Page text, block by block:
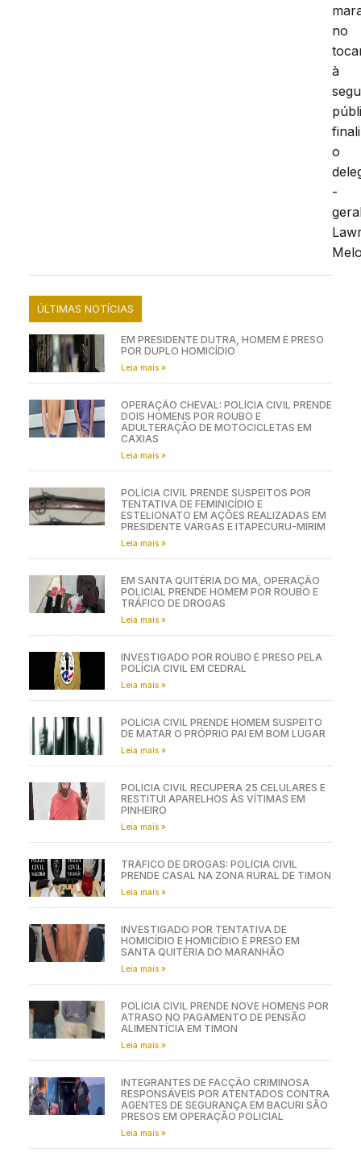
no
à
o
-
ÚLTIMAS NOTÍCIAS
EM PRESIDENTE DUTRA, HOMEM É PRESO
POR DUPLO HOMICÍDIO
Leia mais »
OPERAÇÃO CHEVAL: POLÍCIA CIVIL PRENDE
DOIS HOMENS POR ROUBO E
ADULTERAÇÃO DE MOTOCICLETAS EM
CAXIAS
Leia mais »
POLÍCIA CIVIL PRENDE SUSPEITOS POR
TENTATIVA DE FEMINICÍDIO E
ESTELIONATO EM AÇÕES REALIZADAS EM
PRESIDENTE VARGAS E ITAPECURU-MIRIM
Leia mais »
EM SANTA QUITÉRIA DO MA, OPERAÇÃO
POLICIAL PRENDE HOMEM POR ROUBO E
TRÁFICO DE DROGAS
Leia mais »
INVESTIGADO POR ROUBO É PRESO PELA
POLÍCIA CIVIL EM CEDRAL
Leia mais »
POLÍCIA CIVIL PRENDE HOMEM SUSPEITO
DE MATAR O PRÓPRIO PAI EM BOM LUGAR
Leia mais »
POLÍCIA CIVIL RECUPERA 25 CELULARES E
RESTITUI APARELHOS ÀS VÍTIMAS EM
PINHEIRO
Leia mais »
TRÁFICO DE DROGAS: POLÍCIA CIVIL
PRENDE CASAL NA ZONA RURAL DE TIMON
Leia mais »
INVESTIGADO POR TENTATIVA DE
HOMICÍDIO E HOMICÍDIO É PRESO EM
SANTA QUITÉRIA DO MARANHÃO
Leia mais »
POLÍCIA CIVIL PRENDE NOVE HOMENS POR
ATRASO NO PAGAMENTO DE PENSÃO
ALIMENTÍCIA EM TIMON
Leia mais »
INTEGRANTES DE FACÇÃO CRIMINOSA
RESPONSÁVEIS POR ATENTADOS CONTRA
AGENTES DE SEGURANÇA EM BACURI SÃO
PRESOS EM OPERAÇÃO POLICIAL
Leia mais »